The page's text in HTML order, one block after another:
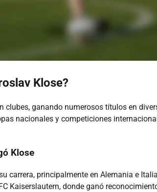
Klose?
clubes, ganando numerosos títulos en
nacionales y competiciones
Klose
carrera, principalmente en Alemania e
Kaiserslautern, donde ganó